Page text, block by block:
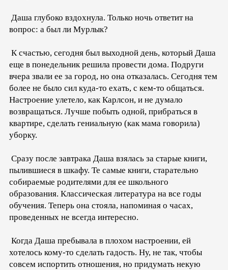
Даша глубоко вздохнула. Только ночь ответит на
вопрос: а был ли Мурлык?
К счастью, сегодня был выходной день, который Даша
еще в понедельник решила провести дома. Подруги
вчера звали ее за город, но она отказалась. Сегодня тем
более не было сил куда-то ехать, с кем-то общаться.
Настроение улетело, как Карлсон, и не думало
возвращаться. Лучше побыть одной, прибраться в
квартире, сделать гениальную (как мама говорила)
уборку.
Сразу после завтрака Даша взялась за старые книги,
пылившиеся в шкафу. Те самые книги, старательно
собираемые родителями для ее школьного
образования. Классическая литература на все годы
обучения. Теперь она стояла, напоминая о часах,
проведенных не всегда интересно.
Когда Даша пребывала в плохом настроении, ей
хотелось кому-то сделать гадость. Ну, не так, чтобы
совсем испортить отношения, но придумать некую